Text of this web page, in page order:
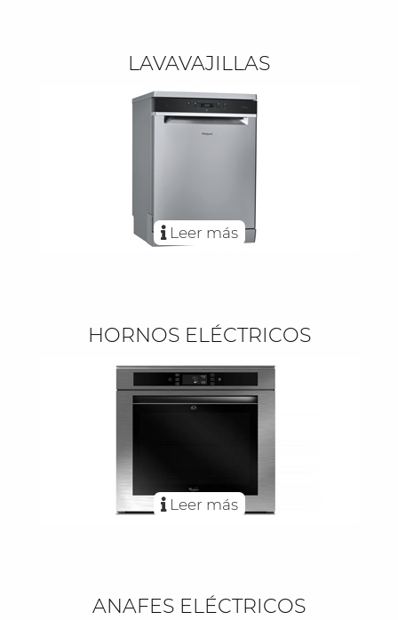
LAVAVAJILLAS
Leer más
HORNOS ELÉCTRICOS
Leer más
ANAFES ELÉCTRICOS